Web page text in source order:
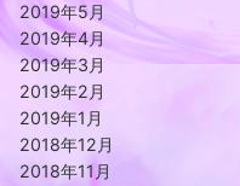
2019年5月
2019年4月
2019年3月
2019年2月
2019年1月
2018年12月
2018年11月